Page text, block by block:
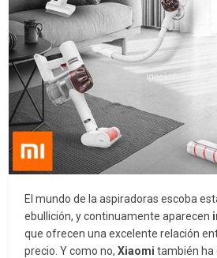
El mundo de la aspiradoras escoba
ebullición, y continuamente aparecen
que ofrecen una excelente relación
precio. Y como no,Xiaomi también ha